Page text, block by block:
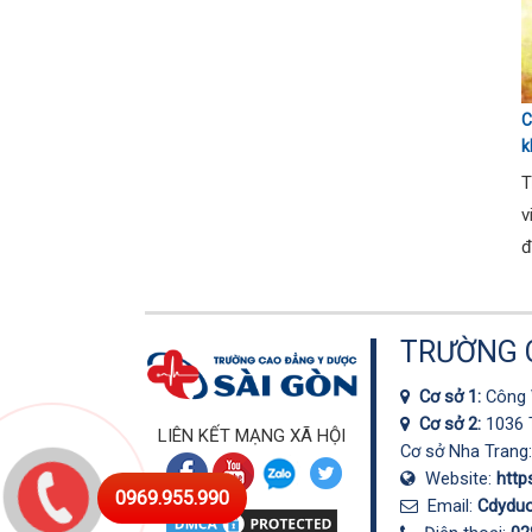
LIÊN KẾT MẠNG XÃ HỘI
TRƯỜNG
Cơ sở 1: Công
Cơ sở 2: 1036
Cơ sở Nha Trang:
Website:
Email:
0969.955.990